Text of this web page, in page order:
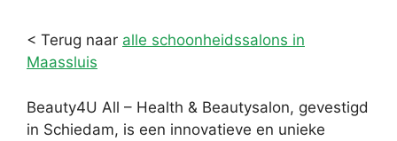
< Terug naar alle schoonheidssalons in
Maassluis
Beauty4U All – Health & Beautysalon, gevestigd
in Schiedam, is een innovatieve en unieke